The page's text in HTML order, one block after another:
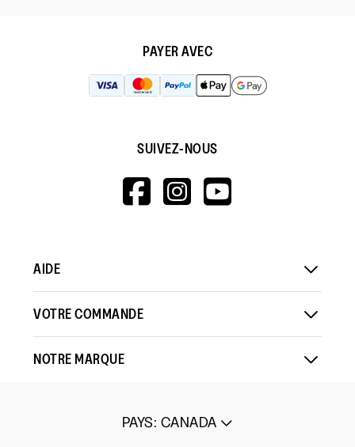
PAYER AVEC
SUIVEZ-NOUS
HTTPS://
HTTPS://
AIDE
VOTRE COMMANDE
NOTRE MARQUE
PAYS: CANADA